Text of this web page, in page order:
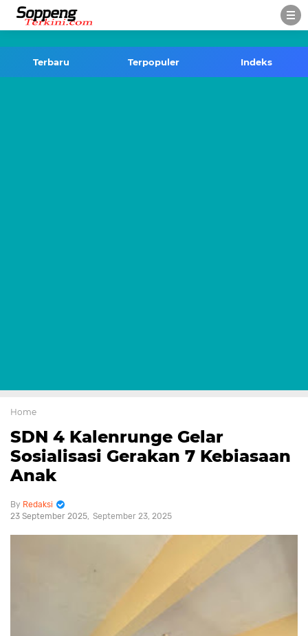
Terbaru Terpopuler Indeks
Home
SDN 4 Kalenrunge Gelar
Sosialisasi Gerakan 7 Kebiasaan
Anak
Redaksi
23 September 2025 September 23, 2025